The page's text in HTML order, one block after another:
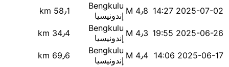
2025-07-02 14:27 M 4٫8 Bengkulu
إندونيسيا
58٫1 km
2025-06-26 19:55 M 4٫3 Bengkulu
إندونيسيا
34٫4 km
2025-06-17 14:06 M 4٫4 Bengkulu
إندونيسيا
69٫6 km